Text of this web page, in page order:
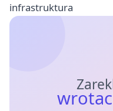
infrastruktura